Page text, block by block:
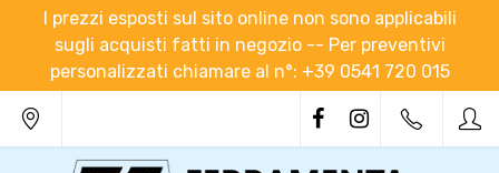
I prezzi esposti sul sito online non sono applicabili
sugli acquisti fatti in negozio -- Per preventivi
personalizzati chiamare al n°: +39 0541 720 015